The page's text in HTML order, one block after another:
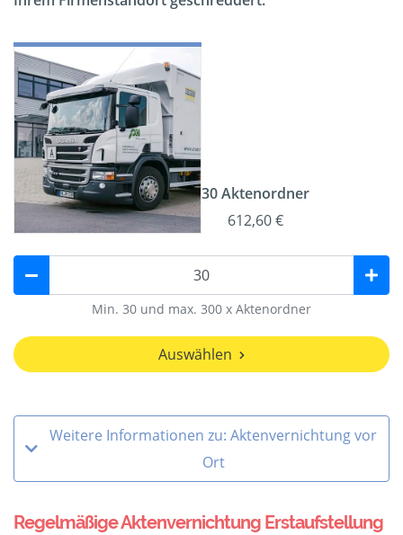
30 Aktenordner
612,60 €
Min. 30 und max. 300 x Aktenordner
Auswählen
Weitere Informationen zu: Aktenvernichtung vor
Ort
Regelmäßige Aktenvernichtung Erstaufstellung